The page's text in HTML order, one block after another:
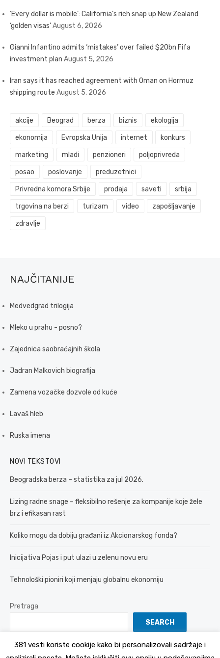
‘Every dollar is mobile’: California’s rich snap up New Zealand
‘golden visas’August 6, 2026
Gianni Infantino admits ‘mistakes’ over failed $20bn Fifa
investment plan August 5, 2026
Iran says it has reached agreement with Oman on Hormuz
shipping route August 5, 2026
akcije Beograd berza biznis ekologija
ekonomija Evropska Unija internet konkurs
marketing mladi penzioneri poljoprivreda
posao poslovanje preduzetnici
Privredna komora Srbije prodaja saveti srbija
trgovina na berzi turizam video zapošljavanje
zdravlje
NAJČITANIJE
Medvedgrad trilogija
Mleko u prahu - posno?
Zajednica saobraćajnih škola
Jadran Malkovich biografija
Zamena vozačke dozvole od kuće
Lavaš hleb
Ruska imena
NOVI TEKSTOVI
Beogradska berza – statistika za jul 2026.
Lizing radne snage – fleksibilno rešenje za kompanije koje žele
brz i efikasan rast
Koliko mogu da dobiju građani iz Akcionarskog fonda?
Inicijativa Pojas i put ulazi u zelenu novu eru
Tehnološki pioniri koji menjaju globalnu ekonomiju
Pretraga
SEARCH
381 vesti koriste cookije kako bi personalizovali sadržaje i